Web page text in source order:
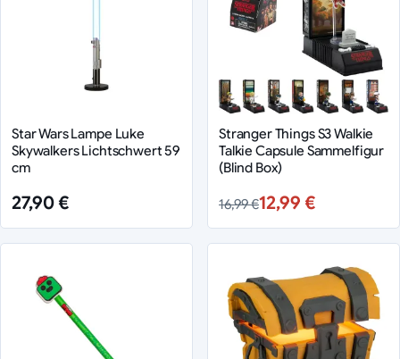
Star Wars Lampe Luke
Skywalkers Lichtschwert 59
cm
27,90 €
Stranger Things S3 Walkie
Talkie Capsule Sammelfigur
(Blind Box)
16,99 €12,99 €